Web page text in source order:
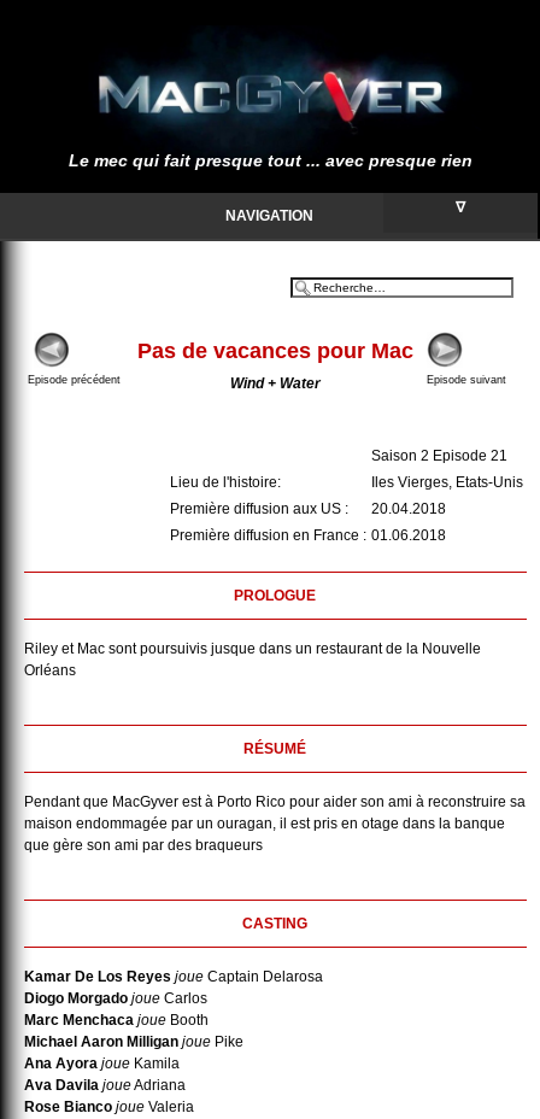
Le mec qui fait presque tout ... avec presque rien
NAVIGATION ∇
Pas de vacances pour Mac
Episode précédent Wind + Water Episode suivant
Saison 2 Episode 21
Lieu de l'histoire:
Iles Vierges, Etats-Unis
Première diffusion aux US :
20.04.2018
Première diffusion en France : 01.06.2018
PROLOGUE
Riley et Mac sont poursuivis jusque dans un restaurant de la Nouvelle
Orléans
RÉSUMÉ
Pendant que MacGyver est à Porto Rico pour aider son ami à reconstruire sa
maison endommagée par un ouragan, il est pris en otage dans la banque
que gère son ami par des braqueurs
CASTING
Kamar De Los Reyes joue Captain Delarosa
Diogo Morgado joue Carlos
Marc Menchaca joue Booth
Michael Aaron Milligan joue Pike
Ana Ayora joue Kamila
Ava Davila joueAdriana
Rose Bianco joue Valeria